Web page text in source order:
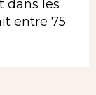
dans les
entre 75